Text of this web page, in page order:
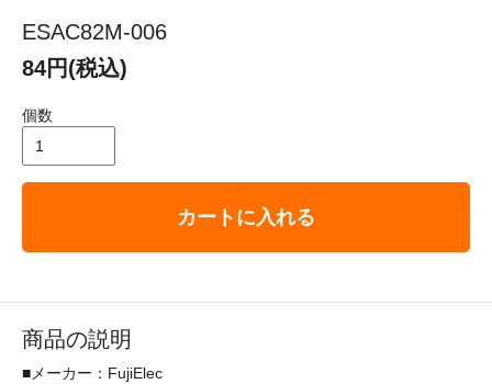
ESAC82M-006
84円(税込)
個数
カートに入れる
商品の説明
■メーカー：FujiElec